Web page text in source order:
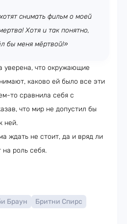
снимать фильм о моей
Хотя и так понятно,
бы меня мёртвой!»
уверена, что окружающие
каково ей было все эти
то сравнила себя с
что мир не допустил бы
ней.
ждать не стоит, да и вряд ли
на роль себя.
Браун Бритни Спирс